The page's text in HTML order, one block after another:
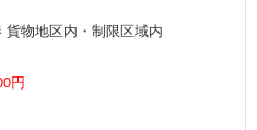
物地区内・制限区域内
円